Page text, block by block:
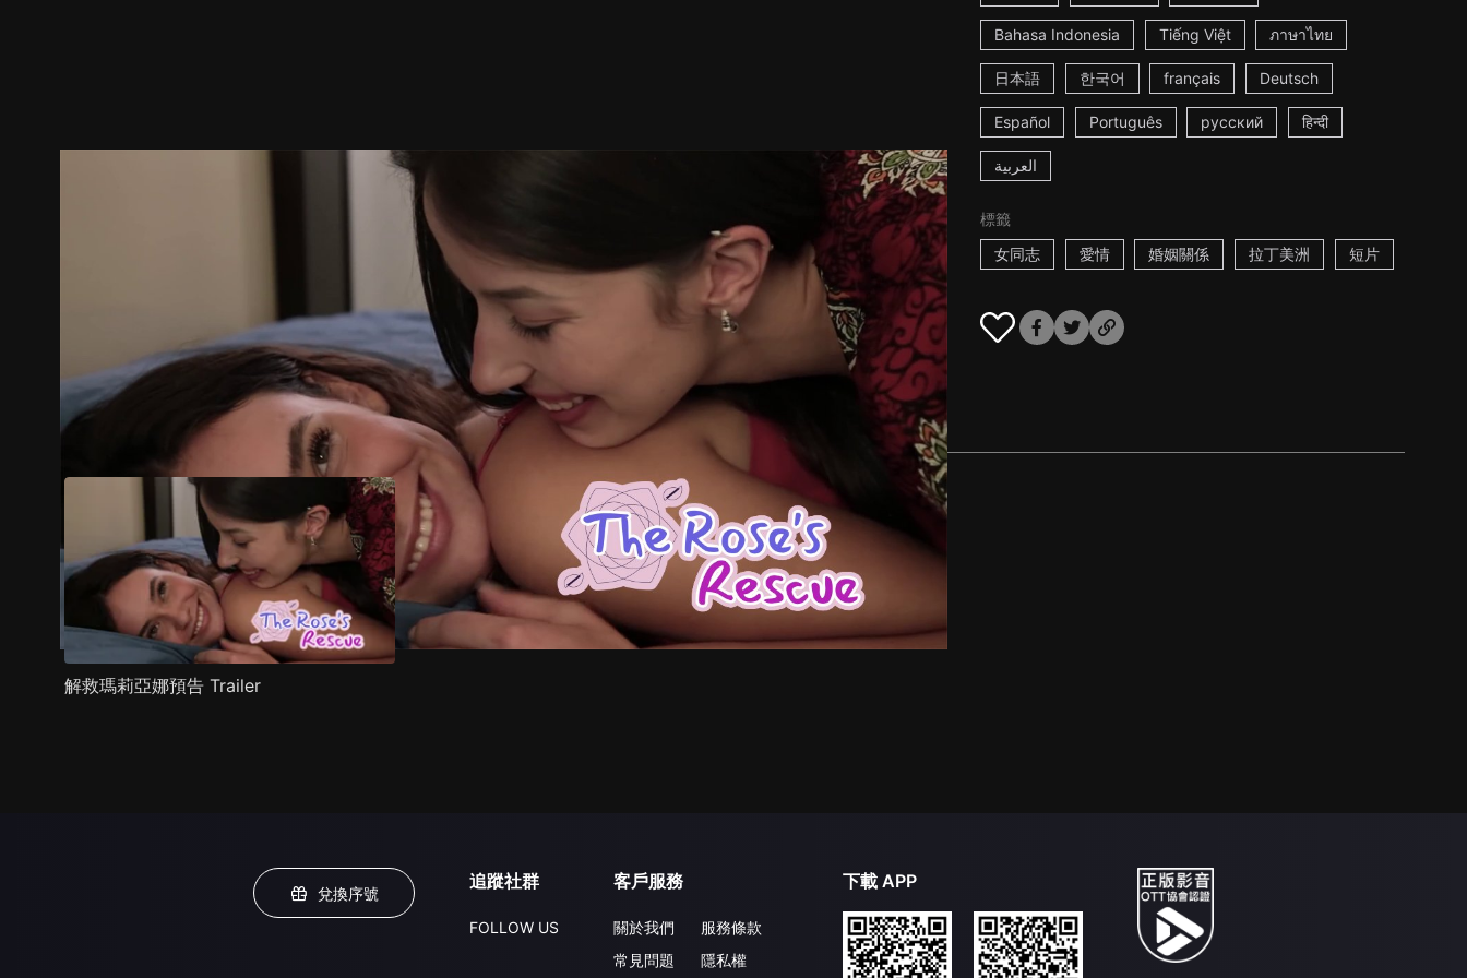
Bahasa Indonesia Tiếng Việt ภาษาไทย
日本語 한국어 français Deutsch
Español Português русский हिन्दी
العربية
標籤
女同志
愛情 婚姻關係 拉丁美洲 短片
預告 推薦影片 劇情介紹
解救瑪莉亞娜預告 Trailer
兌換序號
追蹤社群
FOLLOW US
客戶服務
關於我們
常見問題
服務條款
隱私權
下載 APP